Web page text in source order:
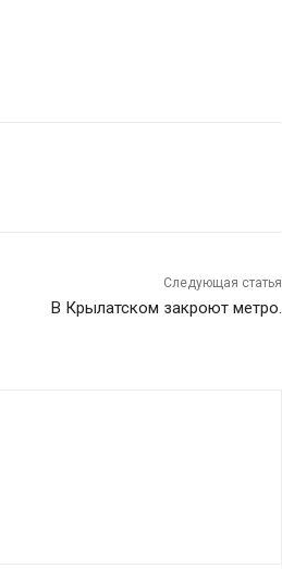
Следующая статья
В Крылатском закроют метро.